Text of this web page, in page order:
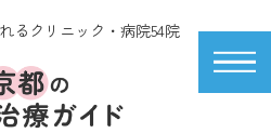
るクリニック・病院54院